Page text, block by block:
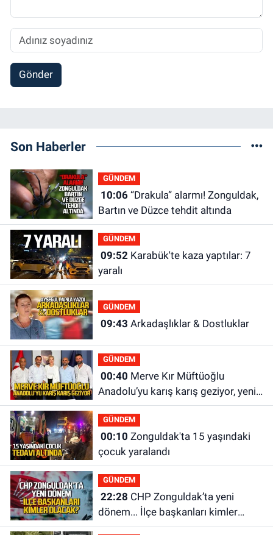
Gönder
Son Haberler
GÜNDEM
10:06“Drakula” alarmı! Zonguldak,
Bartın ve Düzce tehdit altında
GÜNDEM
09:52Karabük'te kaza yaptılar: 7
yaralı
GÜNDEM
09:43 Arkadaşlıklar & Dostluklar
GÜNDEM
00:40
Anadolu’yu karış karış geziyor, yeni
yapılanmaları şekillendiriyor
GÜNDEM
00:10
çocuk yaralandı
GÜNDEM
22:28
dönem... İlçe başkanları kimler
olacak?